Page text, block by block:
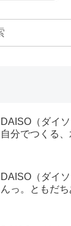
DAISO（ダイ
自分でつくる
DAISO（ダイ
んっ。ともだ